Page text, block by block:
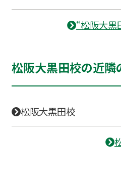
“松阪大黒
松阪大黒田校の近隣
松阪大黒田校